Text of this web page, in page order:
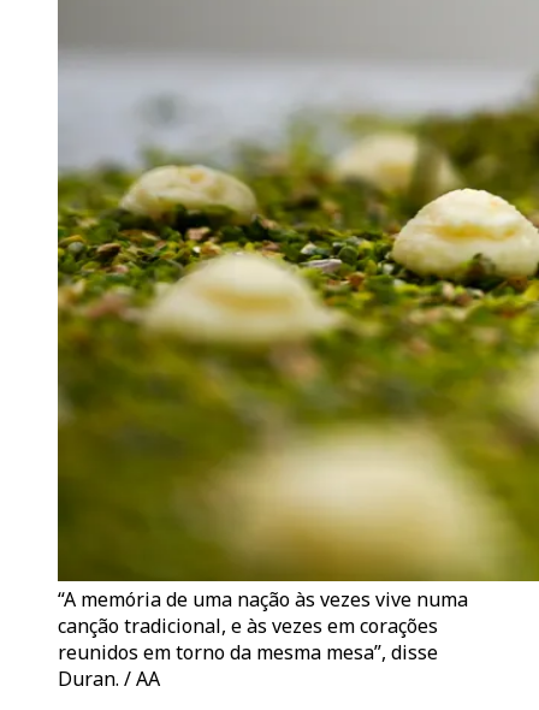
“A memória de uma nação às vezes vive numa
canção tradicional, e às vezes em corações
reunidos em torno da mesma mesa”, disse
Duran. / AA